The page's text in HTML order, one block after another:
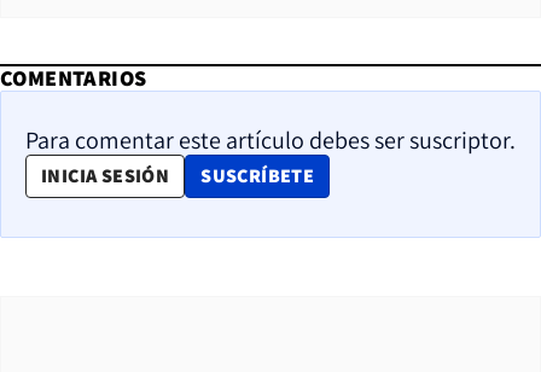
COMENTARIOS
Para comentar este artículo debes ser suscriptor.
INICIA SESIÓN SUSCRÍBETE
OPENS IN NEW WINDOW